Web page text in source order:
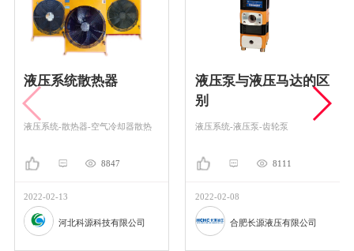
液压系统散热器
液压系统-散热器-空气冷却器散热
8847
2022-02-13
河北科源科技有限公司
液压泵与液压马达的区
别
液压系统-液压泵-齿轮泵
8111
2022-02-08
合肥长源液压有限公司